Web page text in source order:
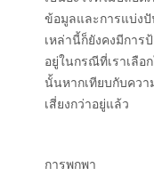
ข้อมูลและการแบ่ง
เหล่านี้ก็ยังคงมีการ
อยู่ในกรณีที่เราเลือ
นั้นหากเทียบกับควา
เสี่ยงกว่าอยู่แล้ว
การพกพา